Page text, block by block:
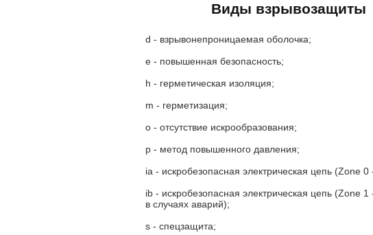
Виды взрывозащиты
d - взрывонепроницаемая оболочка;
e - повышенная безопасность;
h - герметическая изоляция;
m - герметизация;
o - отсутствие искрообразования;
p - метод повышенного давления;
ia - искробезопасная электрическая цепь (Zone
ib - искробезопасная электрическая цепь (Zone
в случаях аварий);
s - спецзащита;